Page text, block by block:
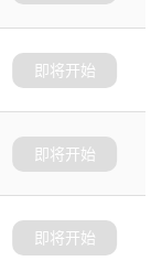
即将开始
即将开始
即将开始